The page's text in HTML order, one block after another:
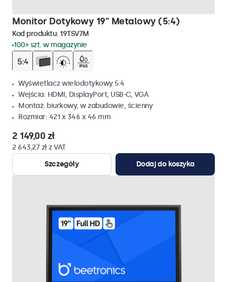
Monitor Dotykowy 19" Metalowy (5:4)
Kod produktu: 19TSV7M
100+ szt. w magazynie
Wyświetlacz wielodotykowy 5:4
Wejścia: HDMI, DisplayPort, USB-C, VGA
Montaż: biurkowy, w zabudowie, ścienny
Rozmiar: 421 x 346 x 46 mm
2 149,00 zł
2 643,27 zł z VAT
Szczegóły
Dodaj do koszyka